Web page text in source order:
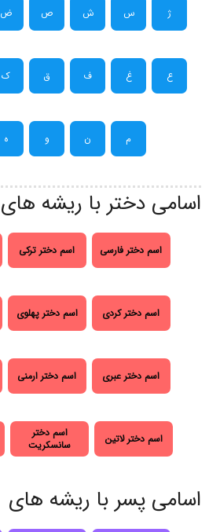
ژ س ش ص ض
ع غ ف ق ک
م ن و ه
اسامی دختر با ریشه های
اسم دختر فارسی اسم دختر ترکی
اسم دختر کردی اسم دختر پهلوی
اسم دختر عبری اسم دختر ارمنی
اسم دختر لاتین
اسم دختر
سانسکریت
اسامی پسر با ریشه های